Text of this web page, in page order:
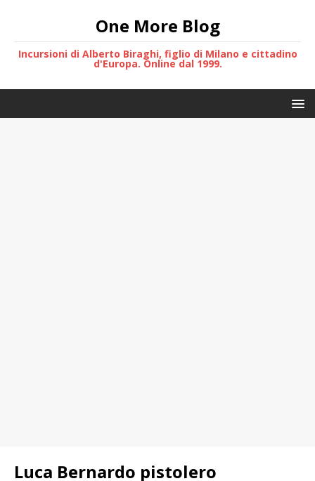
One More Blog
Incursioni di Alberto Biraghi, figlio di Milano e cittadino
d'Europa. Online dal 1999.
Luca Bernardo pistolero